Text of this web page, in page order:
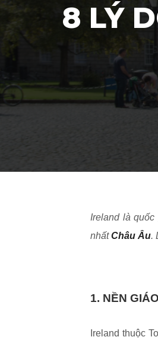
8 LÝ
Ireland là
nhất Châu Âu.
1. NỀN
Ireland thuộc